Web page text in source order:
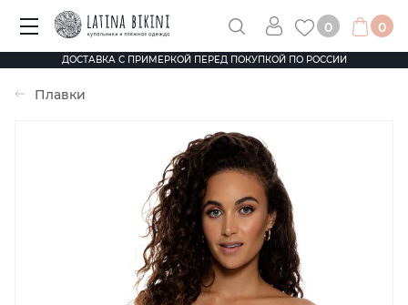
ДОСТАВКА С ПРИМЕРКОЙ ПЕРЕД ПОКУПКОЙ ПО РОССИИ
0 0
Плавки